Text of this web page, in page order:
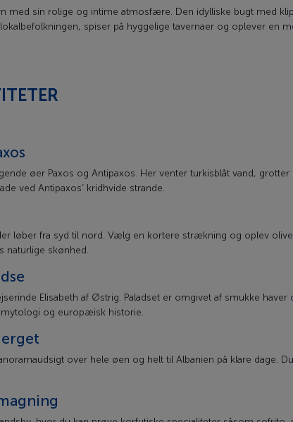
med sin rolige og intime atmosfære. Den idylliske bugt med
spiser på hyggelige tavernaer og oplever en
øer Paxos og Antipaxos. Her venter turkisblåt vand,
ved Antipaxos’ kridhvide strande.
løber fra syd til nord. Vælg en kortere strækning og oplev
naturlige skønhed.
Elisabeth af Østrig. Paladset er omgivet af smukke
og europæisk historie.
over hele øen og helt til Albanien på klare dage.